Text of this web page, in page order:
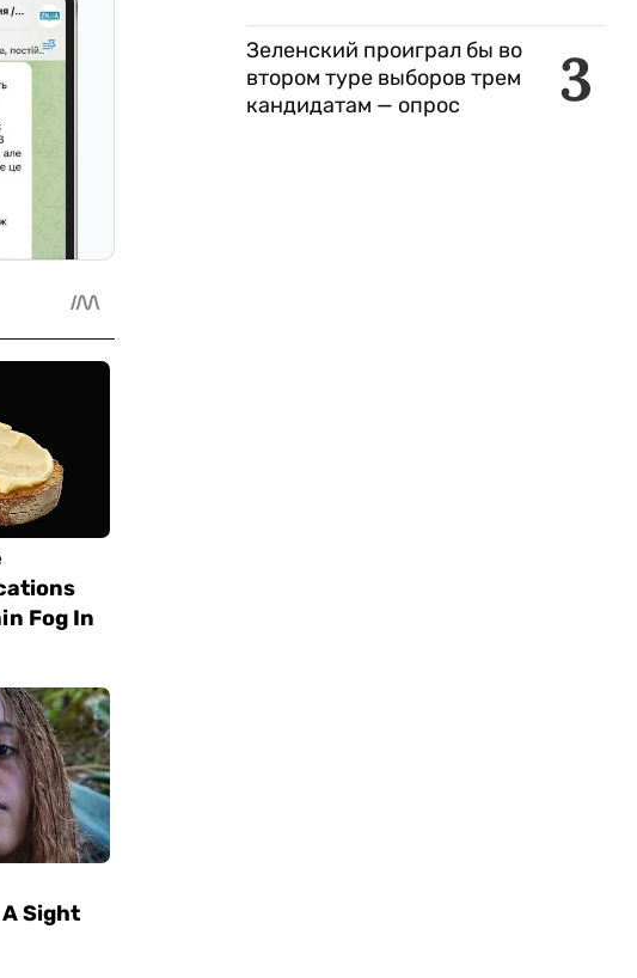
3
Зеленский проиграл бы во
втором туре выборов трем
кандидатам — опрос